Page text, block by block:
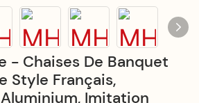
- Chaises De Banquet
Style Français,
Imitation